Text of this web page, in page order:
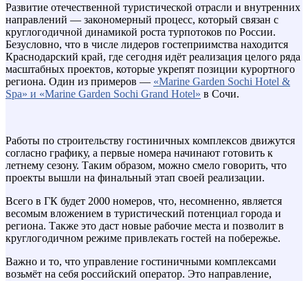
Развитие отечественной туристической отрасли и внутренних
направлений — закономерный процесс, который связан с
круглогодичной динамикой роста турпотоков по России.
Безусловно, что в числе лидеров гостеприимства находится
Краснодарский край, где сегодня идёт реализация целого ряда
масштабных проектов, которые укрепят позиции курортного
региона. Один из примеров — «Marine Garden Sochi Hotel &
Spa» и «Marine Garden Sochi Grand Hotel» в Сочи.
Работы по строительству гостиничных комплексов движутся
согласно графику, а первые номера начинают готовить к
летнему сезону. Таким образом, можно смело говорить, что
проекты вышли на финальный этап своей реализации.
Всего в ГК будет 2000 номеров, что, несомненно, является
весомым вложением в туристический потенциал города и
региона. Также это даст новые рабочие места и позволит в
круглогодичном режиме привлекать гостей на побережье.
Важно и то, что управление гостиничными комплексами
возьмёт на себя российский оператор. Это направление,